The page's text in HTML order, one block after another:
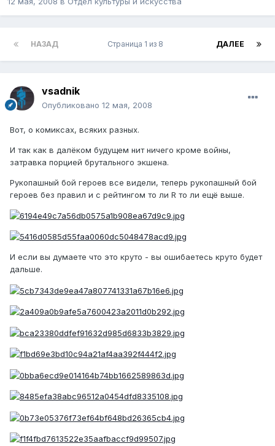
НАЗАД ДАЛЕЕ
Страница 1 из 8
vsadnik
Опубликовано 12 мая, 2008
Вот, о комиксах, всяких разных.
И так как в далёком будущем нит ничего кроме войны,
затравка порцией брутального экшена.
Рукопашный бой героев все видели, теперь рукопашный бой
героев без правил и с рейтингом то ли R то ли ещё выше.
И если вы думаете что это круто - вы ошибаетесь круто будет
дальше.